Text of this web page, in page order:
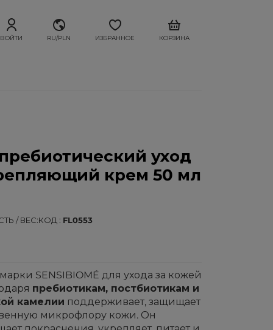
ВОЙТИ RU/PLN ИЗБРАННОЕ КОРЗИНА
уход
крем 50 мл
/ ВЕС КОД FL0553
марки SENSIBIOMÉ для ухода за кожей
пребиотикам, постбиотикам и
камелии поддерживает, защищает
микрофлору кожи. Он